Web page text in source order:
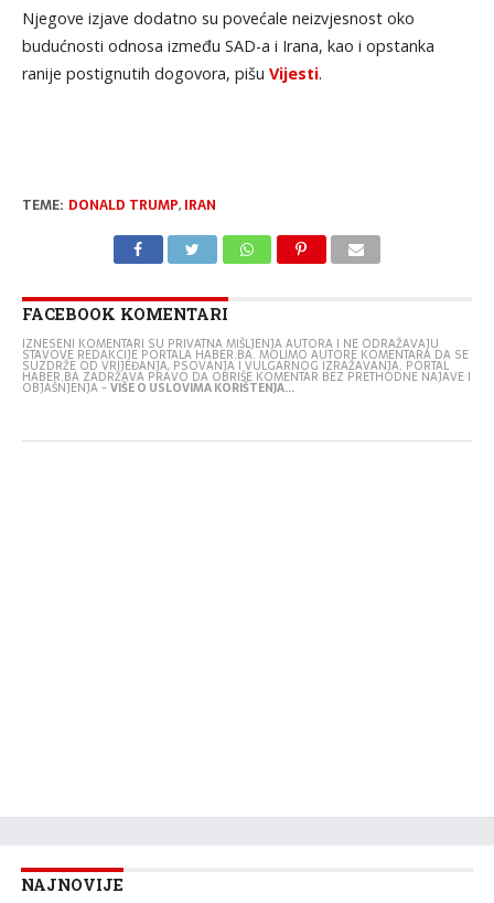
Njegove izjave dodatno su povećale neizvjesnost oko
budućnosti odnosa između SAD-a i Irana, kao i opstanka
ranije postignutih dogovora, pišu Vijesti.
TEME: DONALD TRUMP, IRAN
FACEBOOK KOMENTARI
IZNESENI KOMENTARI SU PRIVATNA MIŠLJENJA AUTORA I NE ODRAŽAVAJU
STAVOVE REDAKCIJE PORTALA HABER.BA. MOLIMO AUTORE KOMENTARA DA SE
SUZDRŽE OD VRIJEĐANJA, PSOVANJA I VULGARNOG IZRAŽAVANJA. PORTAL
HABER.BA ZADRŽAVA PRAVO DA OBRIŠE KOMENTAR BEZ PRETHODNE NAJAVE I
OBJAŠNJENJA -VIŠE O USLOVIMA KORIŠTENJA...
NAJNOVIJE